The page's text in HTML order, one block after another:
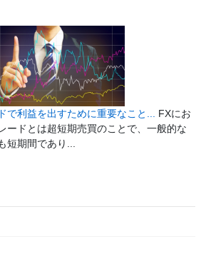
で利益を出すために重要なこと...
FXにお
ードとは超短期売買のことで、一般的な
短期間であり...